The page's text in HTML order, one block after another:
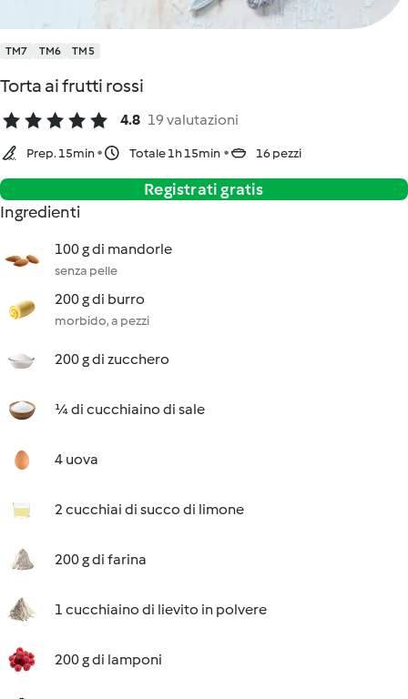
TM7 TM6 TM5
Torta ai frutti rossi
4.8 19 valutazioni
Prep. 15min Totale 1h 15min 16 pezzi
Registrati gratis
Ingredienti
100 g di mandorle
senza pelle
200 g di burro
morbido, a pezzi
200 g di zucchero
¼ di cucchiaino di sale
4 uova
2 cucchiai di succo di limone
200 g di farina
1 cucchiaino di lievito in polvere
200 g di lamponi